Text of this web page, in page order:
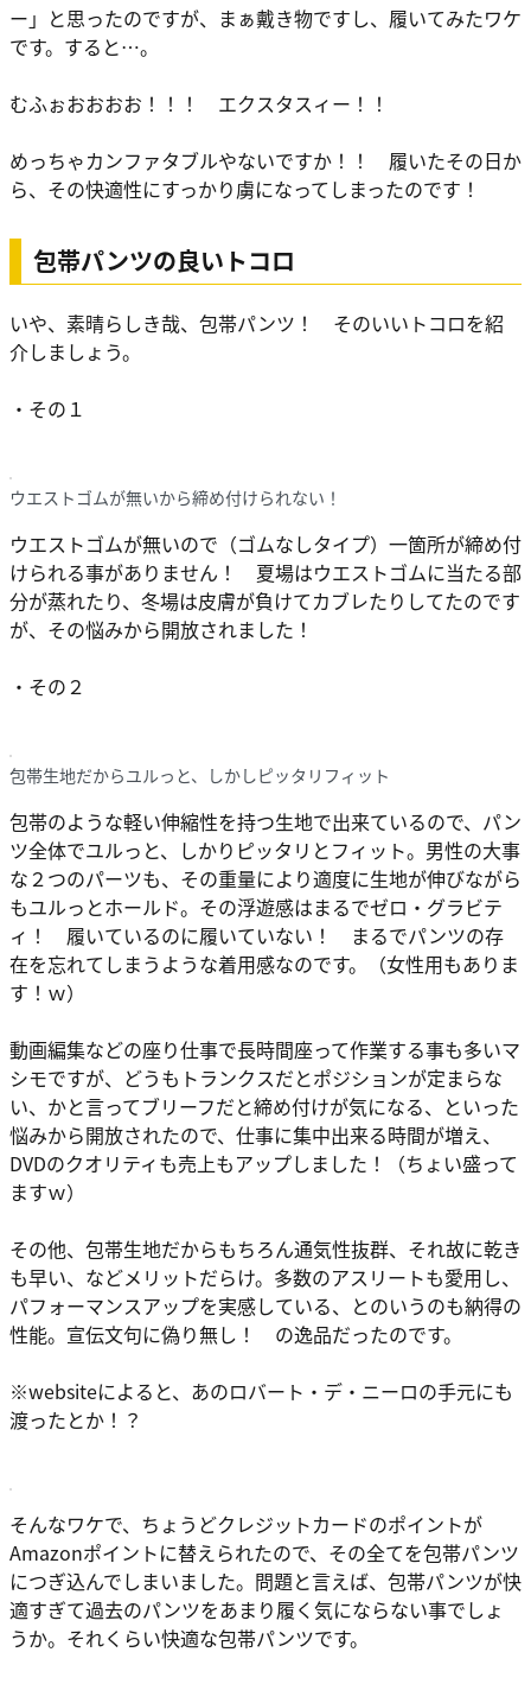
ー」と思ったのですが、まぁ戴き物ですし、履いてみたワケ
です。すると…。
むふぉおおおお！！！ エクスタスィー！！
めっちゃカンファタブルやないですか！！ 履いたその日か
ら、その快適性にすっかり虜になってしまったのです！
包帯パンツの良いトコロ
いや、素晴らしき哉、包帯パンツ！ そのいいトコロを紹
介しましょう。
・その１
ウエストゴムが無いから締め付けられない！
ウエストゴムが無いので（ゴムなしタイプ）一箇所が締め付
けられる事がありません！ 夏場はウエストゴムに当たる部
分が蒸れたり、冬場は皮膚が負けてカブレたりしてたのです
が、その悩みから開放されました！
・その２
包帯生地だからユルっと、しかしピッタリフィット
包帯のような軽い伸縮性を持つ生地で出来ているので、パン
ツ全体でユルっと、しかりピッタリとフィット。男性の大事
な２つのパーツも、その重量により適度に生地が伸びながら
もユルっとホールド。その浮遊感はまるでゼロ・グラビテ
ィ！ 履いているのに履いていない！ まるでパンツの存
在を忘れてしまうような着用感なのです。（女性用もありま
す！ｗ）
動画編集などの座り仕事で長時間座って作業する事も多いマ
シモですが、どうもトランクスだとポジションが定まらな
い、かと言ってブリーフだと締め付けが気になる、といった
悩みから開放されたので、仕事に集中出来る時間が増え、
DVDのクオリティも売上もアップしました！（ちょい盛って
ますｗ）
その他、包帯生地だからもちろん通気性抜群、それ故に乾き
も早い、などメリットだらけ。多数のアスリートも愛用し、
パフォーマンスアップを実感している、とのいうのも納得の
性能。宣伝文句に偽り無し！ の逸品だったのです。
※websiteによると、あのロバート・デ・ニーロの手元にも
渡ったとか！？
そんなワケで、ちょうどクレジットカードのポイントが
Amazonポイントに替えられたので、その全てを包帯パンツ
につぎ込んでしまいました。問題と言えば、包帯パンツが快
適すぎて過去のパンツをあまり履く気にならない事でしょ
うか。それくらい快適な包帯パンツです。